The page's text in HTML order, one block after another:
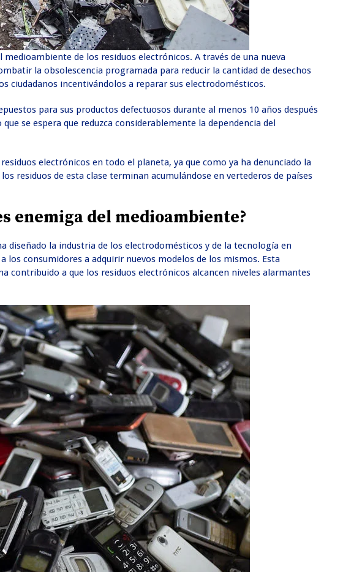
de los residuos electrónicos. A través de una nueva
la obsolescencia programada para reducir la cantidad de desechos
ciudadanos incentivándolos a reparar sus electrodomésticos.
para sus productos defectuosos durante al menos 10 años después
se espera que reduzca considerablemente la dependencia del
electrónicos en todo el planeta, ya que como ya ha denunciado la
residuos de esta clase terminan acumulándose en vertederos de países
enemiga del medioambiente?
diseñado la industria de los electrodomésticos y de la tecnología en
consumidores a adquirir nuevos modelos de los mismos. Esta
a que los residuos electrónicos alcancen niveles alarmantes